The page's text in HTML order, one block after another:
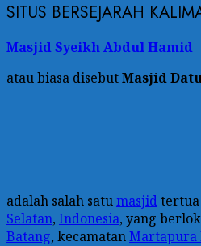
SITUS BERSEJARAH
Masjid Syeikh Abdul Hamid
atau biasa disebutMasjid
adalah salah satumasjid
Selatan, Indonesia, yang
Batang, kecamatanMartapura